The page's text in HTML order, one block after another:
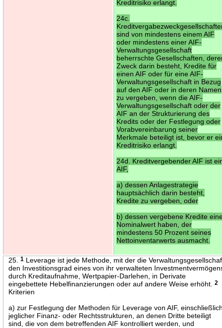
Kreditrisiko erlangt.
24c.
sind von mindestens einem AIF
oder mindestens einer AIF-
Verwaltungsgesellschaft
beherrschte Gesellschaften,
Zweck darin besteht, Kredite für
einen AIF oder für eine AIF-
Verwaltungsgesellschaft in Bezug
auf den AIF oder in deren Namen
zu vergeben, wenn die AIF-
Verwaltungsgesellschaft oder der
AIF an der Strukturierung des
Kredits oder der Festlegung oder
Vorabvereinbarung seiner
Merkmale beteiligt ist, bevor er
Kreditrisiko erlangt.
24d. Kreditvergebender AIF ist
AIF,
a) dessen Anlagestrategie
hauptsächlich darin besteht,
Kredite zu vergeben, oder
b) dessen vergebene Kredite
Nominalwert haben, der
mindestens 50 Prozent seines
Nettoinventarwerts ausmacht.
25.1 Leverage ist jede Methode, mit der die
den Investitionsgrad eines von ihr verwalteten
durch Kreditaufnahme, Wertpapier-Darlehen, in Derivate
eingebettete Hebelfinanzierungen oder auf andere Weise erhöht.2
Kriterien
a) zur Festlegung der Methoden für Leverage von AIF,
jeglicher Finanz- oder Rechtsstrukturen, an denen Dritte beteiligt
sind, die von dem betreffenden AIF kontrolliert werden, und